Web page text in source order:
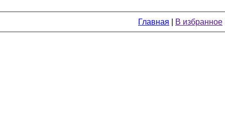
Главная В избранное